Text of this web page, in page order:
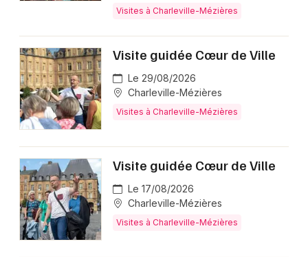
Visites à Charleville-Mézières
Visite guidée Cœur de Ville
Le 29/08/2026
Charleville-Mézières
Visites à Charleville-Mézières
Visite guidée Cœur de Ville
Le 17/08/2026
Charleville-Mézières
Visites à Charleville-Mézières